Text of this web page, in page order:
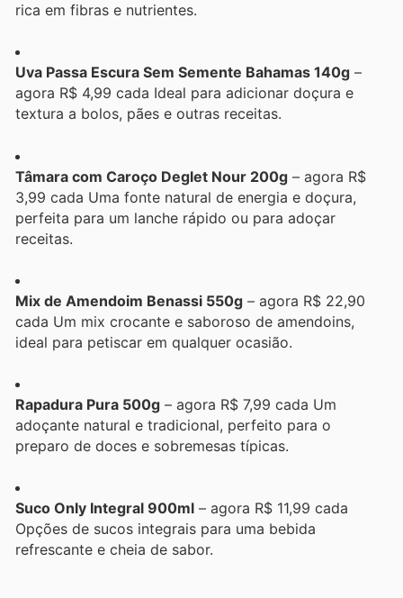
rica em fibras e nutrientes.
Uva Passa Escura Sem Semente Bahamas 140g –
agora R$ 4,99 cada Ideal para adicionar doçura e
textura a bolos, pães e outras receitas.
Tâmara com Caroço Deglet Nour 200g – agora R$
3,99 cada Uma fonte natural de energia e doçura,
perfeita para um lanche rápido ou para adoçar
receitas.
Mix de Amendoim Benassi 550g – agora R$ 22,90
cada Um mix crocante e saboroso de amendoins,
ideal para petiscar em qualquer ocasião.
Rapadura Pura 500g – agora R$ 7,99 cada Um
adoçante natural e tradicional, perfeito para o
preparo de doces e sobremesas típicas.
Suco Only Integral 900ml – agora R$ 11,99 cada
Opções de sucos integrais para uma bebida
refrescante e cheia de sabor.